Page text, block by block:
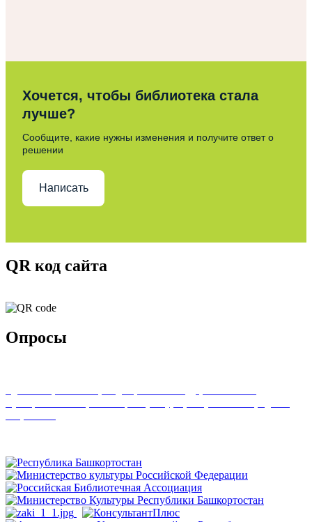
Хочется, чтобы библиотека стала
лучше?
Сообщите, какие нужны изменения и получите ответ о
решении
Написать
QR код сайта
Опросы